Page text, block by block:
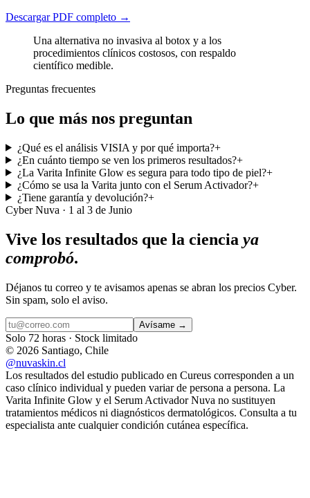
Descargar PDF completo →
Una alternativa no invasiva al botox y a los
procedimientos clínicos costosos, con respaldo
científico medible.
Preguntas frecuentes
Lo que más nos preguntan
¿Qué es el análisis VISIA y por qué importa?+
¿En cuánto tiempo se ven los primeros resultados?+
¿La Varita Infinite Glow es segura para todo tipo de piel?+
¿Cómo se usa la Varita junto con el Serum Activador?+
¿Tiene garantía y devolución?+
Cyber Nuva · 1 al 3 de Junio
Vive los resultados que la ciencia ya
comprobó.
Déjanos tu correo y te avisamos apenas se abran los precios Cyber.
Sin spam, solo el aviso.
Avísame →
Solo 72 horas · Stock limitado
© 2026 Santiago, Chile
@nuvaskin.cl
Los resultados del estudio publicado en Cureus corresponden a un
caso clínico individual y pueden variar de persona a persona. La
Varita Infinite Glow y el Serum Activador Nuva no sustituyen
tratamientos médicos ni diagnósticos dermatológicos. Consulta a tu
especialista ante cualquier condición cutánea específica.